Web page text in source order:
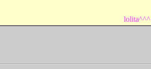
lolita^^^